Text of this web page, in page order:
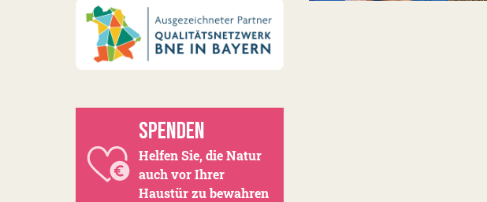
SPENDEN
Helfen Sie, die Natur
auch vor Ihrer
Haustür zu bewahren